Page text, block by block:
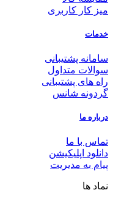
میز کار کاربری
خدمات
سامانه پشتیبانی
سوالات متداول
راه های پشتیبانی
گردونه شانس
درباره ما
تماس با ما
دانلود اپلیکیشن
پیام به مدیریت
نماد ها